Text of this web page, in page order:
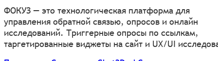
ФОКУЗ — это технологическая платформа для
управления обратной связью, опросов и онлайн
исследований. Триггерные опросы по ссылкам,
таргетированные виджеты на сайт и UX/UI